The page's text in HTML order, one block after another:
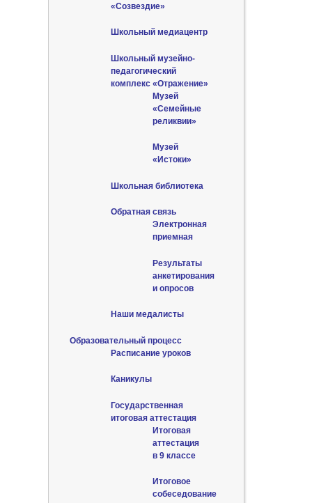
«Созвездие»
Школьный медиацентр
Школьный музейно-
педагогический
комплекс «Отражение»
Музей
«Семейные
реликвии»
Музей
«Истоки»
Школьная библиотека
Обратная связь
Электронная
приемная
Результаты
анкетирования
и опросов
Наши медалисты
Образовательный процесс
Расписание уроков
Каникулы
Государственная
итоговая аттестация
Итоговая
аттестация
в 9 классе
Итоговое
собеседование